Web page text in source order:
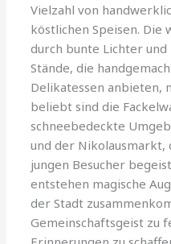
Vielzahl von
köstlichen Speisen.
durch bunte Lichter
Stände, die
Delikatessen anbieten,
beliebt sind die
schneebedeckte
und der Nikolausmarkt,
jungen Besucher
entstehen magische
der Stadt
Gemeinschaftsgeist zu